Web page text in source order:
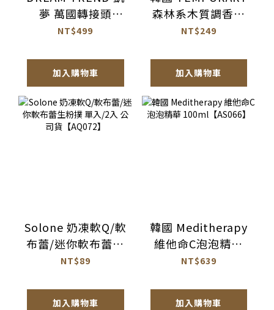
夢 萬國轉接頭
【BH017】
NT$499
加入購物車
森林系木質調香氛
潤髮乳
NT$249
加入購物車
Solone 奶凍軟Q/軟
布蕾/迷你軟布蕾生
粉撲 單入/2入 公司
NT$89
加入購物車
韓國 Meditherapy
維他命C泡泡精華
100ml【AS066】
NT$639
加入購物車